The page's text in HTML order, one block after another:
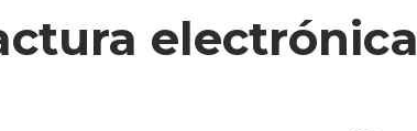
electrónica